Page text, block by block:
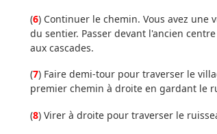
(6) Continuer le chemin. Vous avez une
du sentier. Passer devant l'ancien
aux cascades.
(7) Faire demi-tour pour traverser le
premier chemin à droite en gardant le
(8) Virer à droite pour traverser le